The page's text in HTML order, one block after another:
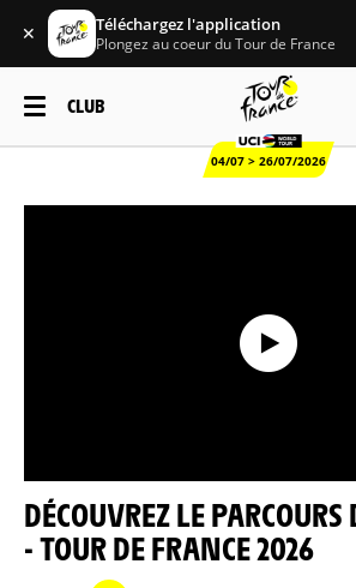
✕ Téléchargez l'application
Plongez au coeur du Tour de France
CLUB
04/07 > 26/07/2026
DÉCOUVREZ LE PARCOURS DE L'ÉTAPE 9
- TOUR DE FRANCE 2026